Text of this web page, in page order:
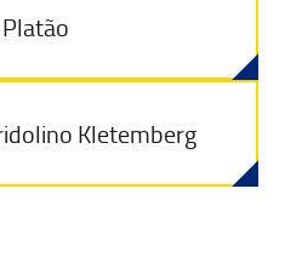
Kletemberg